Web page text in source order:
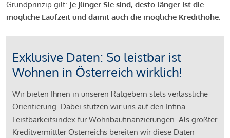
Grundprinzip gilt: Je jünger Sie sind, desto länger ist die
mögliche Laufzeit und damit auch die mögliche Kredithöhe.
Exklusive Daten: So leistbar ist
Wohnen in Österreich wirklich!
Wir bieten Ihnen in unseren Ratgebern stets verlässliche
Orientierung. Dabei stützen wir uns auf den Infina
Leistbarkeitsindex für Wohnbaufinanzierungen. Als größter
Kreditvermittler Österreichs bereiten wir diese Daten